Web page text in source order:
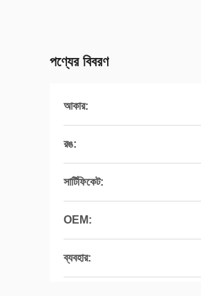
পণ্যের বিবরণ
আকার:
রঙ:
সার্টিফিকেট:
OEM:
ব্যবহার: